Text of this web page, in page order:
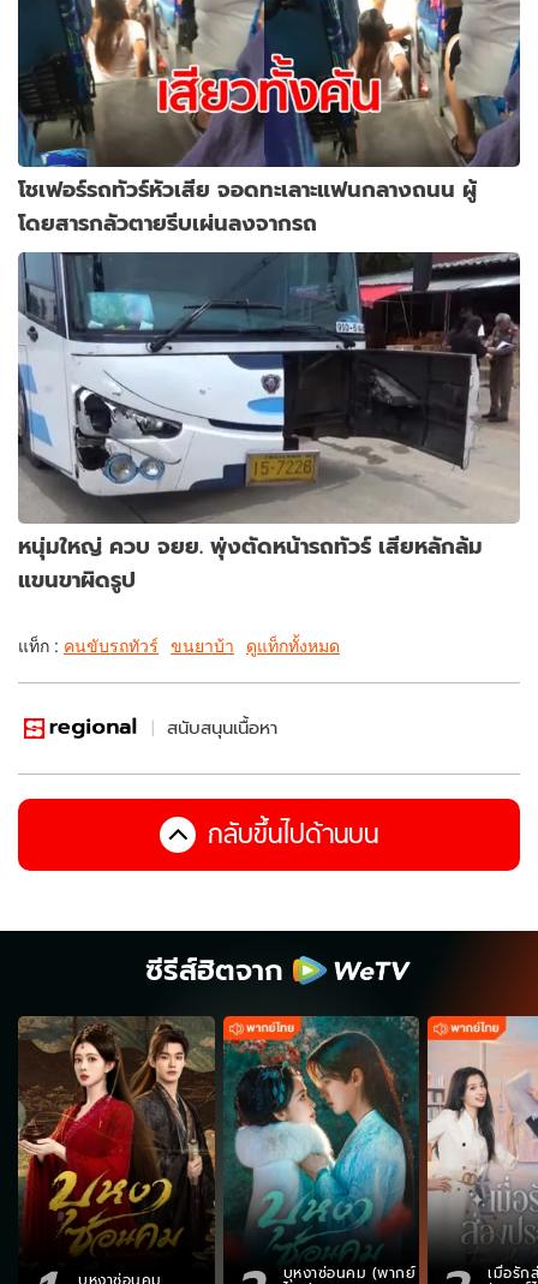
โชเฟอร์รถทัวร์หัวเสีย จอดทะเลาะแฟนกลางถนน ผู้
โดยสารกลัวตายรีบเผ่นลงจากรถ
หนุ่มใหญ่ ควบ จยย. พุ่งตัดหน้ารถทัวร์ เสียหลักล้ม
แขนขาผิดรูป
แท็ก : คนขับรถทัวร์ ขนยาบ้า ดูแท็กทั้งหมด
สนับสนุนเนื้อหา
กลับขึ้นไปด้านบน
ซีรีส์ฮิตจาก
บุหงาซ่อนคม (พากย์ เมื่อรัก